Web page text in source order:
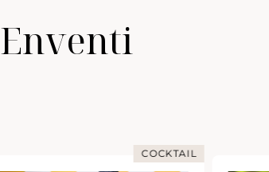
Enventi
IMMERSIONE NELLO CHAMPAGNE